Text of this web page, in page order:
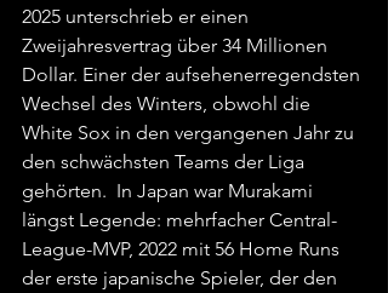
2025 unterschrieb er einen
Zweijahresvertrag über 34 Millionen
Dollar. Einer der aufsehenerregendsten
Wechsel des Winters, obwohl die
White Sox in den vergangenen Jahr zu
den schwächsten Teams der Liga
gehörten.  In Japan war Murakami
längst Legende: mehrfacher Central-
League-MVP, 2022 mit 56 Home Runs
der erste japanische Spieler, der den